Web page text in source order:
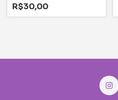
R$30,00